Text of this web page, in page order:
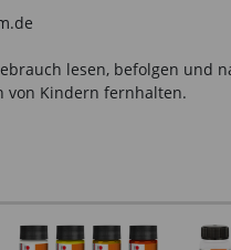
lesen, befolgen
von Kindern fernhalten.